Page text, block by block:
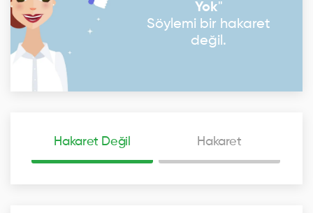
Yok"
Söylemi bir hakaret
değil.
Hakaret Değil Hakaret